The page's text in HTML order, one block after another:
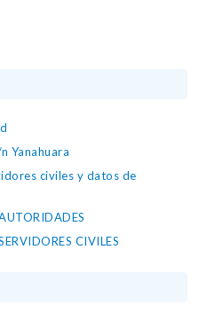
Yanahuara
civiles y datos de
CIVILES